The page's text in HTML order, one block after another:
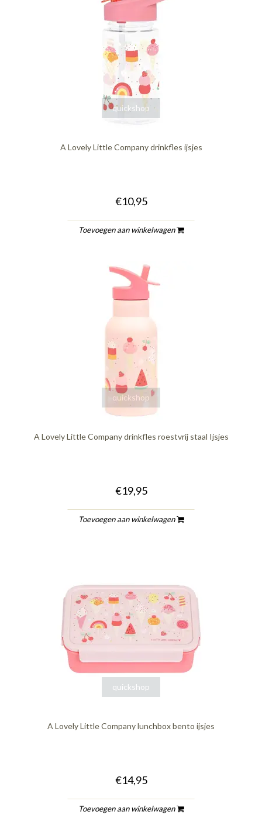
quickshop
A Lovely Little Company drinkfles ijsjes
€10,95
Toevoegen aan winkelwagen
quickshop
A Lovely Little Company drinkfles roestvrij staal Ijsjes
€19,95
Toevoegen aan winkelwagen
quickshop
A Lovely Little Company lunchbox bento ijsjes
€14,95
Toevoegen aan winkelwagen